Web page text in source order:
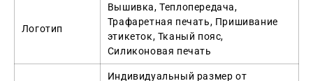
Логотип
Вышивка, Теплопередача,
Трафаретная печать, Пришивание
этикеток, Тканый пояс,
Силиконовая печать
Индивидуальный размер от